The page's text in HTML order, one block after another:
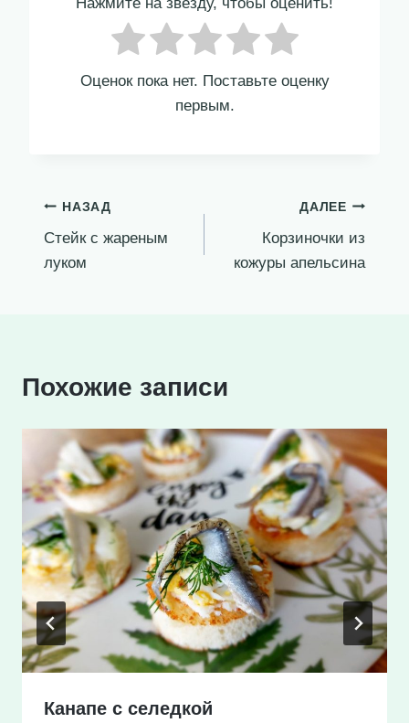
Нажмите на звезду, чтобы оценить!
Оценок пока нет. Поставьте оценку
первым.
Навигация
по
НАЗАД
Стейк с жареным
луком
ДАЛЕЕ
Корзиночки из
кожуры апельсина
Похожие записи
Канапе с селедкой